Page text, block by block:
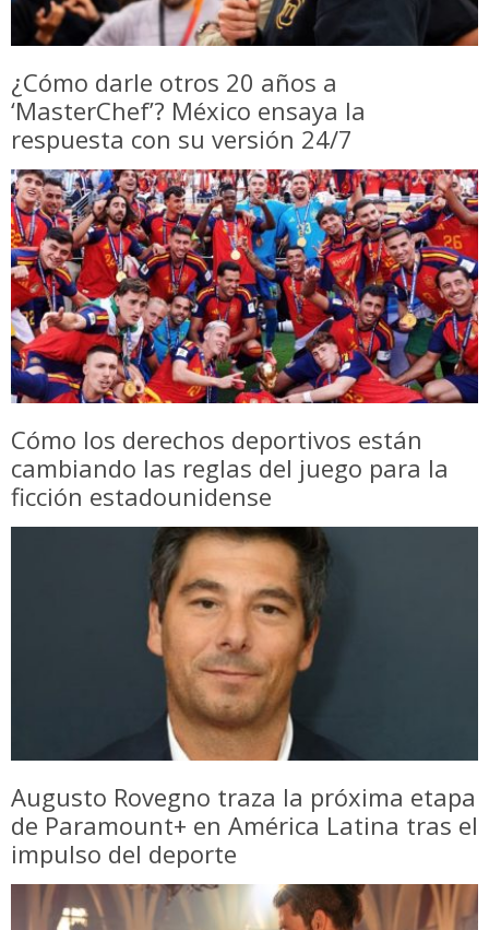
¿Cómo darle otros 20 años a
‘MasterChef’? México ensaya la
respuesta con su versión 24/7
Cómo los derechos deportivos están
cambiando las reglas del juego para la
ficción estadounidense
Augusto Rovegno traza la próxima etapa
de Paramount+ en América Latina tras el
impulso del deporte